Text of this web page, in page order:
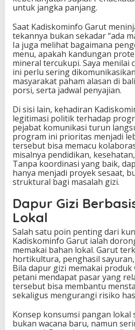
untuk jangka panjang.
Saat Kadiskominfo Garut
tekannya bukan sekadar “ada
Ia juga melihat bagaimana
menu, apakah kandungan
mineral tercukupi. Saya menilai
ini perlu sering
masyarakat paham alasan di
porsi, serta jadwal penyajian.
Di sisi lain, kehadiran
legitimasi politik terhadap
pejabat komunikasi turun
program ini prioritas menjadi
tersebut bisa memacu
misalnya pendidikan,
Tanpa koordinasi yang baik,
hanya menjadi proyek sesaat,
struktural bagi masalah gizi.
Dapur Gizi
Lokal
Salah satu poin penting dari
Kadiskominfo Garut ialah
memakai bahan lokal. Garut
hortikultura, penghasil
Bila dapur gizi memakai produk
petani mendapat pasar yang
tersebut bisa membantu
sekaligus mengurangi risiko
Konsep konsumsi pangan lokal
bukan wacana baru, namun